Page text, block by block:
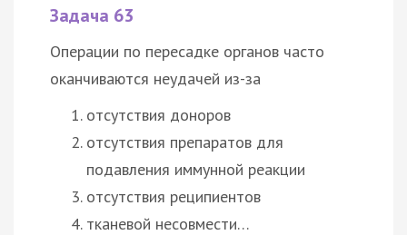
Задача 63
Операции по пересадке органов часто
оканчиваются неудачей из-за
отсутствия доноров
отсутствия препаратов для
подавления иммунной реакции
отсутствия реципиентов
тканевой несовмести…